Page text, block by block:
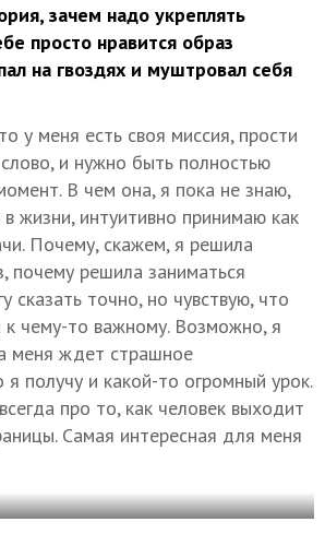
зачем надо укреплять
просто нравится образ
на гвоздях и муштровал себя
у меня есть своя миссия, прости
и нужно быть полностью
В чем она, я пока не знаю,
жизни, интуитивно принимаю как
Почему, скажем, я решила
почему решила заниматься
сказать точно, но чувствую, что
к чему-то важному. Возможно, я
меня ждет страшное
я получу и какой-то огромный урок.
про то, как человек выходит
Самая интересная для меня